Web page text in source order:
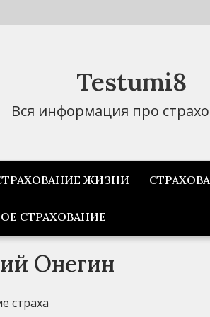
Testumi8
Вся информация про
ЖИЗНИ
СТРАХОВАНИЕ
Онегин
страха